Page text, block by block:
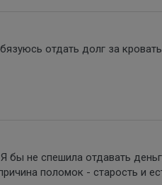
отдать долг за
бы не спешила отдавать
поломок - старость и